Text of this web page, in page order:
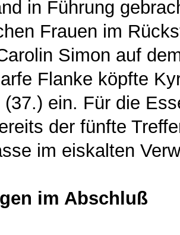
in Führung
Frauen im
Simon auf
Flanke köpfte
ein. Für die
der fünfte
im eiskalten
im Abschluß